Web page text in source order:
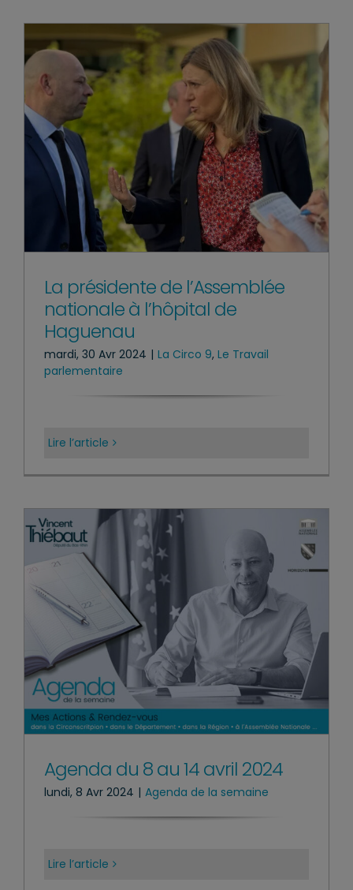
La présidente de l’Assemblée
nationale à l’hôpital de
Haguenau
mardi, 30 Avr 2024 | La Circo 9, Le Travail
parlementaire
Lire l’article
Agenda du 8 au 14 avril 2024
lundi, 8 Avr 2024 | Agenda de la semaine
Lire l’article